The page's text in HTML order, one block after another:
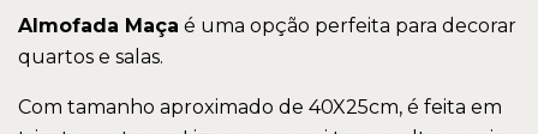
Almofada Maça é uma opção perfeita para decorar
quartos e salas.
Com tamanho aproximado de 40X25cm, é feita em